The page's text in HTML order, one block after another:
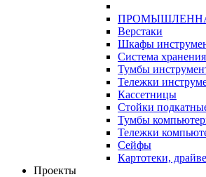
Верстаки
Шкафы
Система
Тумбы
Тележки
Кассетницы
Стойки
Тумбы
Тележки
Сейфы
Картотеки,
Проекты